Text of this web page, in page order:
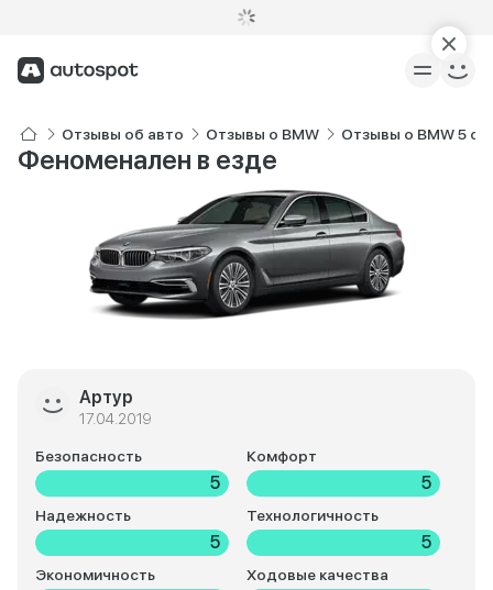
Отзывы об авто Отзывы о BMW Отзывы о BMW 5
Феноменален в езде
Артур
17.04.2019
Безопасность
5
Комфорт
5
Надежность
5
Технологичность
5
Экономичность Ходовые качества